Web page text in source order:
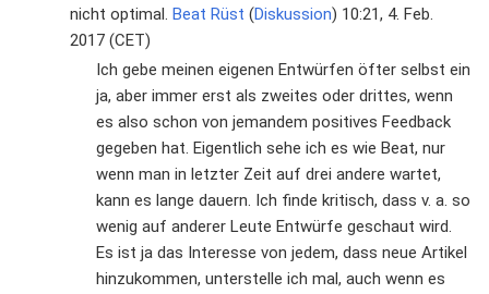
nicht optimal. Beat Rüst (Diskussion) 10:21, 4. Feb.
2017 (CET)
Ich gebe meinen eigenen Entwürfen öfter selbst ein
ja, aber immer erst als zweites oder drittes, wenn
es also schon von jemandem positives Feedback
gegeben hat. Eigentlich sehe ich es wie Beat, nur
wenn man in letzter Zeit auf drei andere wartet,
kann es lange dauern. Ich finde kritisch, dass v. a. so
wenig auf anderer Leute Entwürfe geschaut wird.
Es ist ja das Interesse von jedem, dass neue Artikel
hinzukommen, unterstelle ich mal, auch wenn es